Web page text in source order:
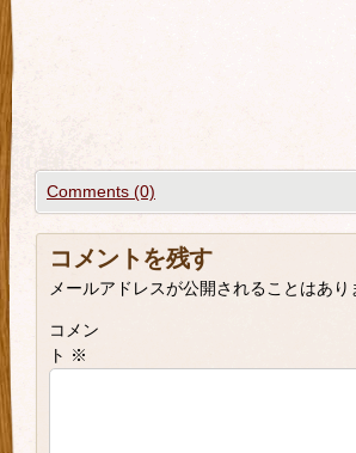
Comments (0)
コメントを残す
メールアドレスが公開されることはあり
コメン
ト ※